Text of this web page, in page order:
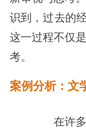
识到，过去的
这一过程不仅
考。
案例分析：文
在许多